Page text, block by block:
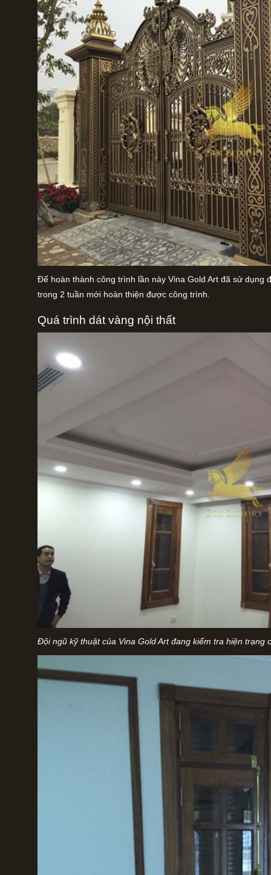
Để hoàn thành công trình lần này Vina Gold Art đã sử dụng
trong 2 tuần mới hoàn thiện được công trình.
Quá trình dát vàng nội thất
Đội ngũ kỹ thuật của Vina Gold Art đang kiểm tra hiện trạng